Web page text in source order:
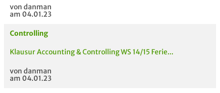
von danman
am 04.01.23
Controlling
Klausur Accounting & Controlling WS 14/15 Ferie...
von danman
am 04.01.23